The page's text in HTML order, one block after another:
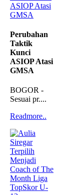
Perubahan
Taktik
Kunci
ASIOP Atasi
GMSA
BOGOR -
Sesuai pr....
Readmore..